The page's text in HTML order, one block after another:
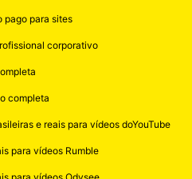
pago para sites
corporativo
completa
e reais para vídeos doYouTube
para vídeos Rumble